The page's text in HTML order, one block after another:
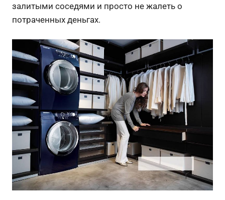
залитыми соседями и просто не жалеть о
потраченных деньгах.